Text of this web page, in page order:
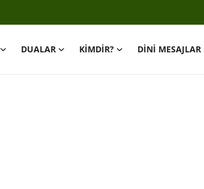
DUALAR KİMDİR? DİNİ MESAJLAR